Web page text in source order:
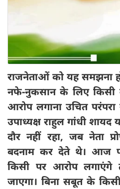
राजनेताओं को यह समझना
नफे-नुकसान के लिए किसी
आरोप लगाना उचित परंपरा
उपाध्यक्ष राहुल गांधी
दौर नहीं रहा, जब नेता
बदनाम कर देते थे। आज
किसी पर आरोप लगाएंगे
जाएगा। बिना सबूत के